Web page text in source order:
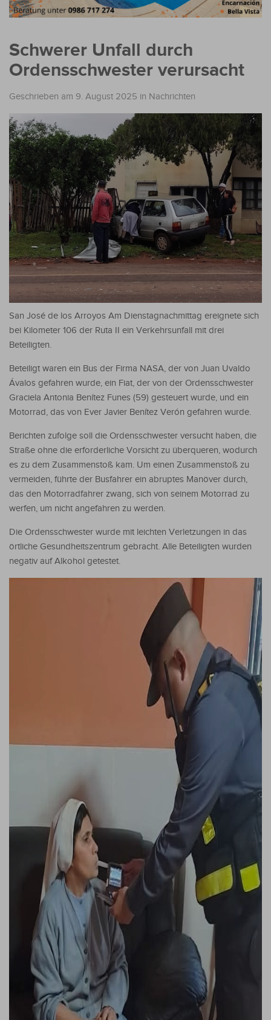
Schwerer Unfall durch
Ordensschwester verursacht
Geschrieben am 9. August 2025 in Nachrichten
San José de los Arroyos Am Dienstagnachmittag ereignete sich
bei Kilometer 106 der Ruta II ein Verkehrsunfall mit drei
Beteiligten.
Beteiligt waren ein Bus der Firma NASA, der von Juan Uvaldo
Ávalos gefahren wurde, ein Fiat, der von der Ordensschwester
Graciela Antonia Benítez Funes (59) gesteuert wurde, und ein
Motorrad, das von Ever Javier Benítez Verón gefahren wurde.
Berichten zufolge soll die Ordensschwester versucht haben, die
Straße ohne die erforderliche Vorsicht zu überqueren, wodurch
es zu dem Zusammenstoß kam. Um einen Zusammenstoß zu
vermeiden, führte der Busfahrer ein abruptes Manöver durch,
das den Motorradfahrer zwang, sich von seinem Motorrad zu
werfen, um nicht angefahren zu werden.
Die Ordensschwester wurde mit leichten Verletzungen in das
örtliche Gesundheitszentrum gebracht. Alle Beteiligten wurden
negativ auf Alkohol getestet.